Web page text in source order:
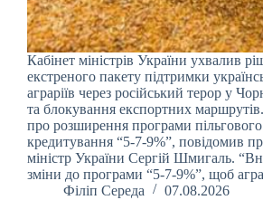
Кабінет міністрів України ухвалив
екстреного пакету підтримки
аграріїв через російський терор у
та блокування експортних
про розширення програми пільгового
кредитування “5-7-9%”, повідомив
міністр України Сергій Шмигаль.
зміни до програми “5-7-9%”, щоб
Філіп Середа
07.08.2026